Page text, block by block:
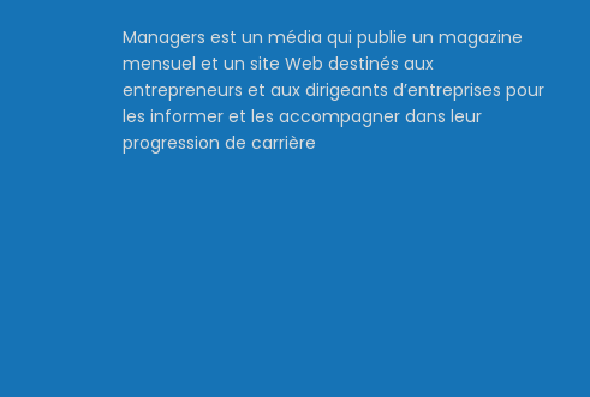
Managers est un média qui publie un magazine
mensuel et un site Web destinés aux
entrepreneurs et aux dirigeants d’entreprises pour
les informer et les accompagner dans leur
progression de carrière